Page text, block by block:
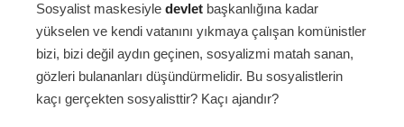
Sosyalist maskesiyle devlet başkanlığına kadar
yükselen ve kendi vatanını yıkmaya çalışan komünistler
bizi, bizi değil aydın geçinen, sosyalizmi matah sanan,
gözleri bulananları düşündürmelidir. Bu sosyalistlerin
kaçı gerçekten sosyalisttir? Kaçı ajandır?